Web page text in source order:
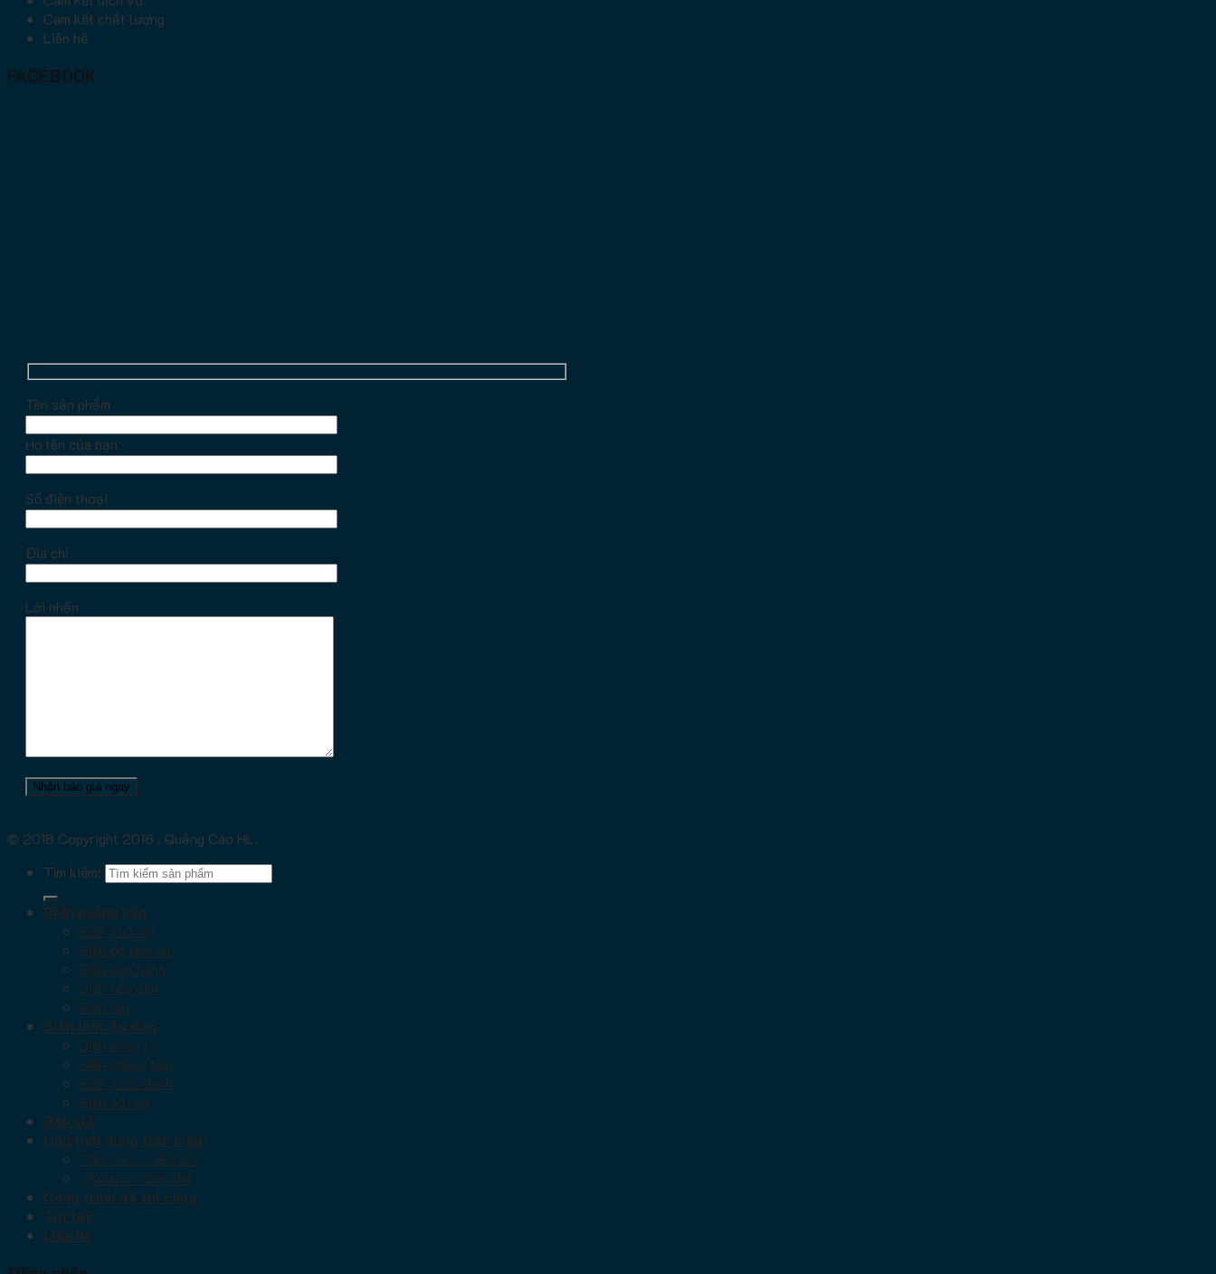
Cam kết chất lượng
Liên hệ
FACEBOOK
Tên sản phẩm
Họ tên của bạn
Số điện thoại
Địa chỉ
Lời nhắn
© 2018 Copyright 2018 . Quảng Cáo HL.
Tìm kiếm:
Biển quảng cáo
Biển chữ nổi
Biển ốp tấm alu
Biển cửa hàng
Biển hộp đèn
Biển bạt
Biển inox ăn mòn
Biển công ty
Biển phòng ban
Biển chức danh
Biển số nhà
Báo giá
Chữ (nội dung trên biển)
Chữ mica – đèn led
Chữ alu – Đèn led
Công trình đã thi công
Tin tức
Liên hệ